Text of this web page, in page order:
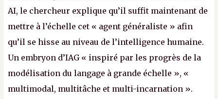
AI, le chercheur explique qu’il suffit maintenant de
mettre à l’échelle cet « agent généraliste » afin
qu’il se hisse au niveau de l’intelligence humaine.
Un embryon d’IAG « inspiré par les progrès de la
modélisation du langage à grande échelle », «
multimodal, multitâche et multi-incarnation ».